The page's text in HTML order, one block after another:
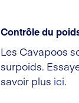
Contrôle du
Les Cavapoos
surpoids.
savoir plus ici.